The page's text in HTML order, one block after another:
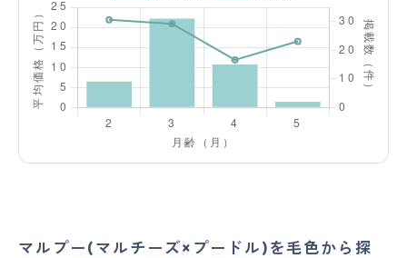
マルプー(マルチーズ×プードル)を毛色から探